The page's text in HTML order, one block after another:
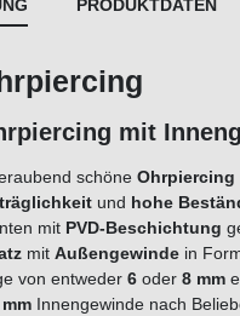
PRODUKTDATEN
mit
schöne Ohrpiercing
und hohe
mit PVD-Beschichtung
mit Außengewinde in
von entweder 6 oder 8 mm
Innengewinde nach